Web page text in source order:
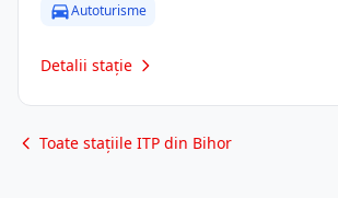
Autoturisme
Detalii stație
Toate stațiile ITP din Bihor